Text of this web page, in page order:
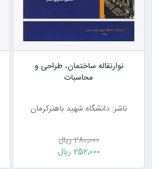
نوارنقاله ساختمان، طراحی و
محاسبات
ناشر: دانشگاه شهید باهنرکرمان
280٬000 ریال
252٬000 ریال